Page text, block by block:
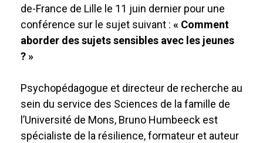
de-France de Lille le 11 juin dernier pour une
conférence sur le sujet suivant : « Comment
aborder des sujets sensibles avec les jeunes
? »
Psychopédagogue et directeur de recherche au
sein du service des Sciences de la famille de
l’Université de Mons, Bruno Humbeeck est
spécialiste de la résilience, formateur et auteur